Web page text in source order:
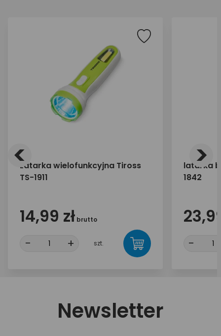
Latarka wielofunkcyjna Tiross
TS-1911
14,99 zł brutto
- + szt.
latarka
1842
-
< >
Newsletter